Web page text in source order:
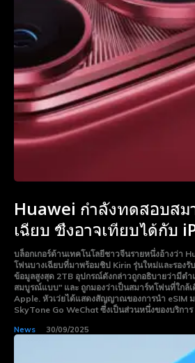
Huawei กำลังทดสอบสม
เฉียบ ซึ่งอาจเทียบได้กับ
บล็อกเกอร์ด้านเทคโนโลยีชาวจีนรายหนึ่งอ้างว่า
โฟนบางเฉียบที่มาพร้อมชิป Kirin รุ่นใหม่และรองรั
ข้อมูลสูงสุด 2TB อุปกรณ์ดังกล่าวถูกอธิบายว่ามีตำ
สมบูรณ์แบบ" และ ถูกมองว่าเป็นสมาร์ทโฟนที่ใกล้
Apple. หัวเว่ยได้แสดงสัญญาณของการนำ eSIM มาใช้แล้ว โปรแกรมย่อ
SkyTone Go WeChat ซึ่งเป็นส่วนหนึ่งของบริกา
News 30/09/2025